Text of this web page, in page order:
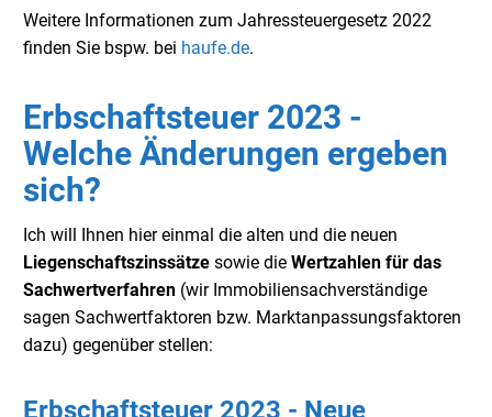
Weitere Informationen zum Jahressteuergesetz 2022
finden Sie bspw. bei haufe.de.
Erbschaftsteuer 2023 -
Welche Änderungen ergeben
sich?
Ich will Ihnen hier einmal die alten und die neuen
Liegenschaftszinssätze sowie die Wertzahlen für das
Sachwertverfahren (wir Immobiliensachverständige
sagen Sachwertfaktoren bzw. Marktanpassungsfaktoren
dazu) gegenüber stellen:
Erbschaftsteuer 2023 - Neue